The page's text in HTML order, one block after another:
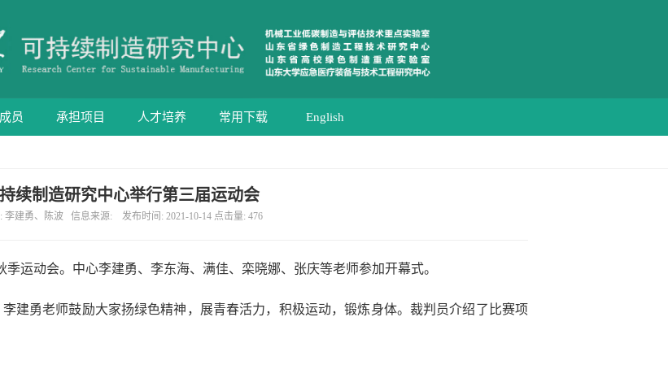
员 承担项目 人才培养 常用下载 English
续制造研究中心举行第三届运动会
李建勇、陈波 信息来源: 发布时间: 2021-10-14 点击量: 476
季运动会。中心李建勇、李东海、满佳、栾晓娜、张庆等老师参加开幕式。
建勇老师鼓励大家扬绿色精神，展青春活力，积极运动，锻炼身体。裁判员介绍了比赛项